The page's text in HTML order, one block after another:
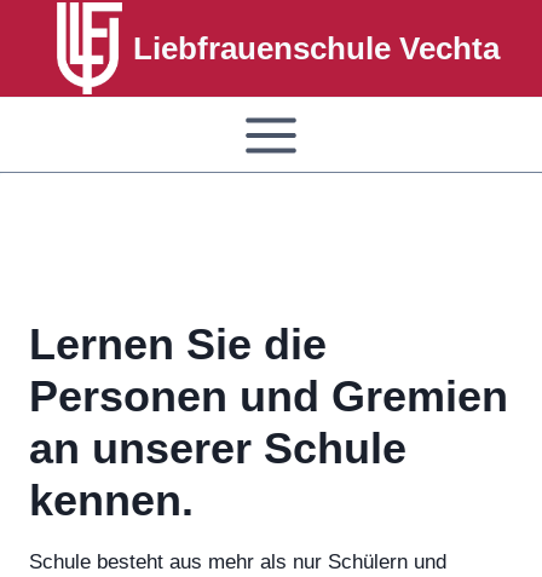
Liebfrauenschule Vechta
Lernen Sie die
Personen und Gremien
an unserer Schule
kennen.
Schule besteht aus mehr als nur Schülern und